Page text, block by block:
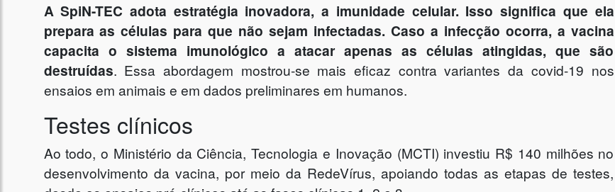
A SpiN-TEC adota estratégia inovadora, a imunidade celular. Isso significa que ela
prepara as células para que não sejam infectadas. Caso a infecção ocorra, a vacina
capacita o sistema imunológico a atacar apenas as células atingidas, que são
destruídas. Essa abordagem mostrou-se mais eficaz contra variantes da covid-19 nos
ensaios em animais e em dados preliminares em humanos.
Testes clínicos
Ao todo, o Ministério da Ciência, Tecnologia e Inovação (MCTI) investiu R$ 140 milhões no
desenvolvimento da vacina, por meio da RedeVírus, apoiando todas as etapas de testes,